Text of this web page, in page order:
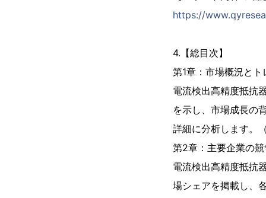
https://
4.【総目次】
第1章：市場概況とト
電流検出高精度抵抗
を示し、市場成長の
詳細に分析します。
第2章：主要企業の
電流検出高精度抵抗
場シェアを掲載し、